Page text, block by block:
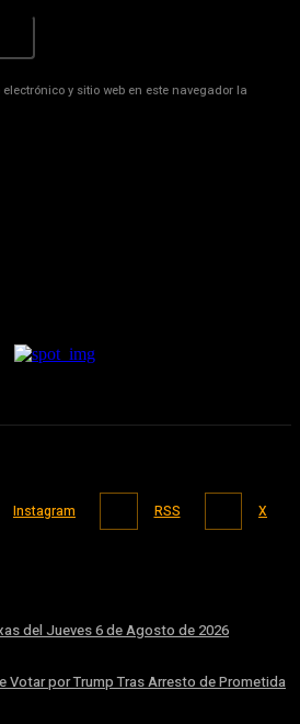
Sitio
y sitio web en este navegador la
Instagram RSS X
del Jueves 6 de Agosto de 2026
Votar por Trump Tras Arresto de Prometida